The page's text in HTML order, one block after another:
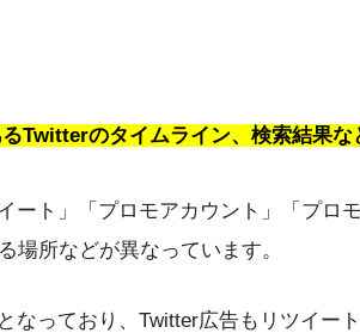
Twitterのタイムライン、検索結果な
ート」「プロモアカウント」「プロ
場所などが異なっています。
なっており、Twitter広告もリツイー